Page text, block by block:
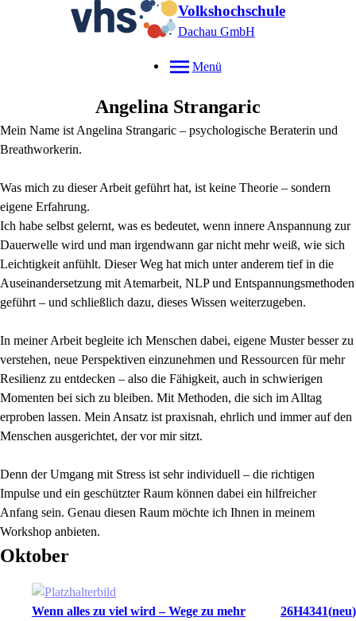
Volkshochschule
Dachau GmbH
Menü
Angelina Strangaric
Mein Name ist Angelina Strangaric – psychologische Beraterin und
Breathworkerin.
Was mich zu dieser Arbeit geführt hat, ist keine Theorie – sondern
eigene Erfahrung.
Ich habe selbst gelernt, was es bedeutet, wenn innere Anspannung zur
Dauerwelle wird und man irgendwann gar nicht mehr weiß, wie sich
Leichtigkeit anfühlt. Dieser Weg hat mich unter anderem tief in die
Auseinandersetzung mit Atemarbeit, NLP und Entspannungsmethoden
geführt – und schließlich dazu, dieses Wissen weiterzugeben.
In meiner Arbeit begleite ich Menschen dabei, eigene Muster besser zu
verstehen, neue Perspektiven einzunehmen und Ressourcen für mehr
Resilienz zu entdecken – also die Fähigkeit, auch in schwierigen
Momenten bei sich zu bleiben. Mit Methoden, die sich im Alltag
erproben lassen. Mein Ansatz ist praxisnah, ehrlich und immer auf den
Menschen ausgerichtet, der vor mir sitzt.
Denn der Umgang mit Stress ist sehr individuell – die richtigen
Impulse und ein geschützter Raum können dabei ein hilfreicher
Anfang sein. Genau diesen Raum möchte ich Ihnen in meinem
Workshop anbieten.
Oktober
Wenn alles zu viel wird – Wege zu mehr
26H4341 neu